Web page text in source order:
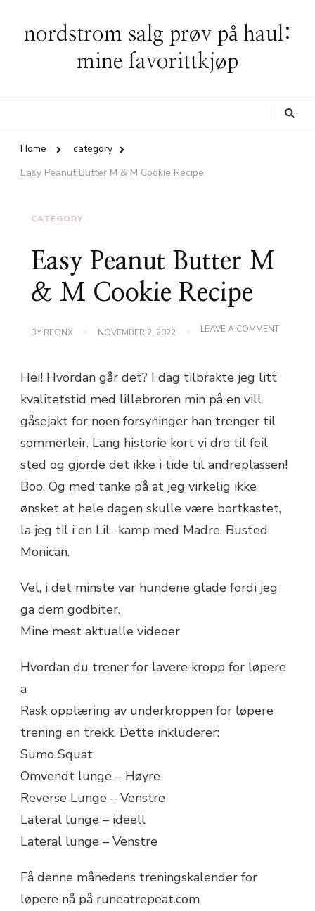
nordstrom salg prøv på haul:
mine favorittkjøp
Home
category
Easy Peanut Butter M & M Cookie Recipe
CATEGORY
Easy Peanut Butter M
& M Cookie Recipe
BY REONX NOVEMBER 2, 2022 LEAVE A COMMENTON
Hei! Hvordan går det? I dag tilbrakte jeg litt
kvalitetstid med lillebroren min på en vill
gåsejakt for noen forsyninger han trenger til
sommerleir. Lang historie kort vi dro til feil
sted og gjorde det ikke i tide til andreplassen!
Boo. Og med tanke på at jeg virkelig ikke
ønsket at hele dagen skulle være bortkastet,
la jeg til i en Lil -kamp med Madre. Busted
Monican.
Vel, i det minste var hundene glade fordi jeg
ga dem godbiter.
Mine mest aktuelle videoer
Hvordan du trener for lavere kropp for løpere
a
Rask opplæring av underkroppen for løpere
trening en trekk. Dette inkluderer:
Sumo Squat
Omvendt lunge – Høyre
Reverse Lunge – Venstre
Lateral lunge – ideell
Lateral lunge – Venstre
Få denne månedens treningskalender for
løpere nå på runeatrepeat.com